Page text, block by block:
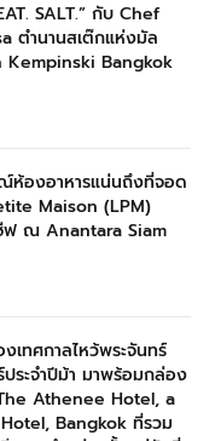
SALT.” กับ Chef
ตำนานสเต๊กแห่งมัล
Bangkok
ห้องอาหารแน่นถึงที่จอด
Maison (LPM)
ฟ ณ Anantara Siam
เทศกาลไหว้พระจันทร์
ระจำปีม้า มาพร้อมกล่อง
Athenee Hotel, a
Bangkok ที่รวม